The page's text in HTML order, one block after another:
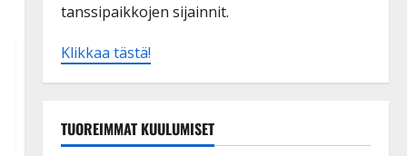
tanssipaikkojen sijainnit.
Klikkaa tästä!
TUOREIMMAT KUULUMISET